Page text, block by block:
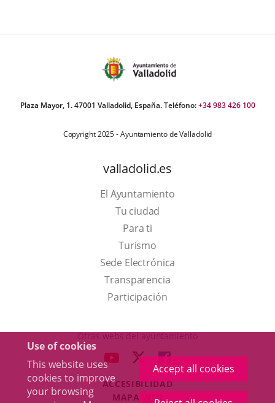
Use of cookies
This website uses
cookies to improve
your browsing
Accept all cookies
Plaza Mayor, 1. 47001 Valladolid, España. Teléfono:+34 983 426 100
Copyright 2025 - Ayuntamiento de Valladolid
valladolid.es
El Ayuntamiento
Tu ciudad
Para ti
TurismoThis
link
will
open
a
up
window.
Sede Electrónica
Transparencia
Participación
Otras webs del ayuntamiento
LINK
EXTERNAL
LINK
TO
EXTERNAL
LINK
TO
EXTERNAL
ACCESIBILIDAD
MAPA WEB